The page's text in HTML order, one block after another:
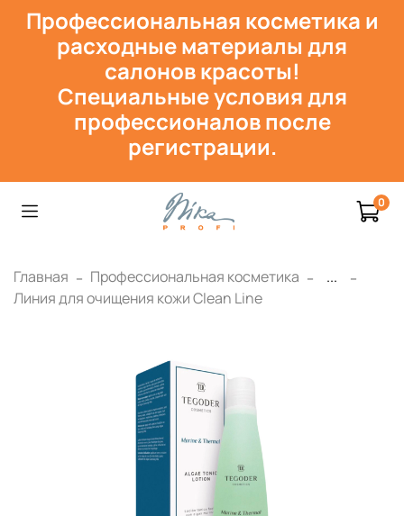
Профессиональная косметика и
расходные материалы для
салонов красоты!
Специальные условия для
профессионалов после
регистрации.
0
Главная Профессиональная косметика
...
Линия для очищения кожи Clean Line